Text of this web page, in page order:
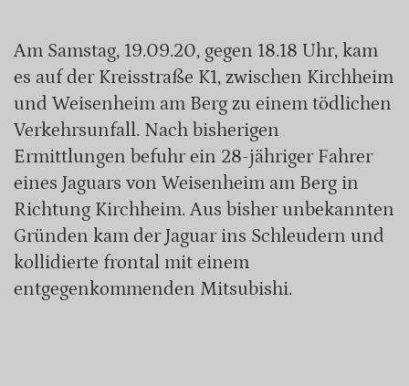
Am Samstag, 19.09.20, gegen 18.18 Uhr, kam
es auf der Kreisstraße K1, zwischen Kirchheim
und Weisenheim am Berg zu einem tödlichen
Verkehrsunfall. Nach bisherigen
Ermittlungen befuhr ein 28-jähriger Fahrer
eines Jaguars von Weisenheim am Berg in
Richtung Kirchheim. Aus bisher unbekannten
Gründen kam der Jaguar ins Schleudern und
kollidierte frontal mit einem
entgegenkommenden Mitsubishi.